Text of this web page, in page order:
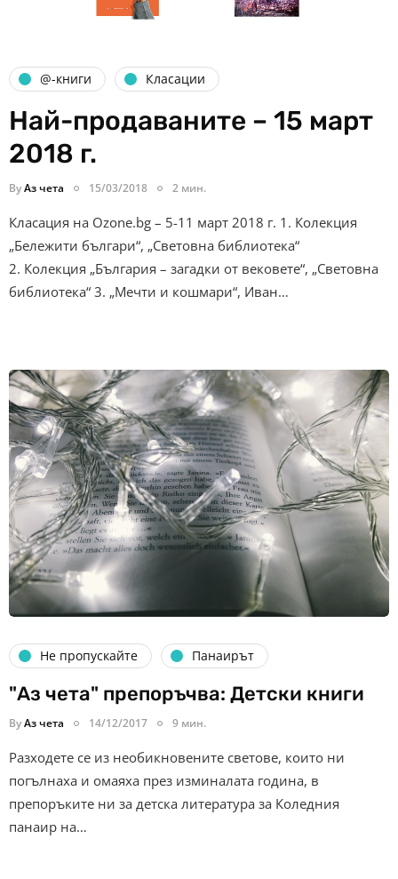
@-книги Класации
Най-продаваните – 15 март
2018 г.
ByАз чета 15/03/2018 2 мин.
Класация на Ozone.bg – 5-11 март 2018 г. 1. Колекция
„Бележити българи“, „Световна библиотека“
2. Колекция „България – загадки от вековете“, „Световна
библиотека“ 3. „Мечти и кошмари“, Иван…
Не пропускайте Панаирът
"Аз чета" препоръчва: Детски книги
ByАз чета 14/12/2017 9 мин.
Разходете се из необикновените светове, които ни
погълнаха и омаяха през изминалата година, в
препоръките ни за детска литература за Коледния
панаир на…